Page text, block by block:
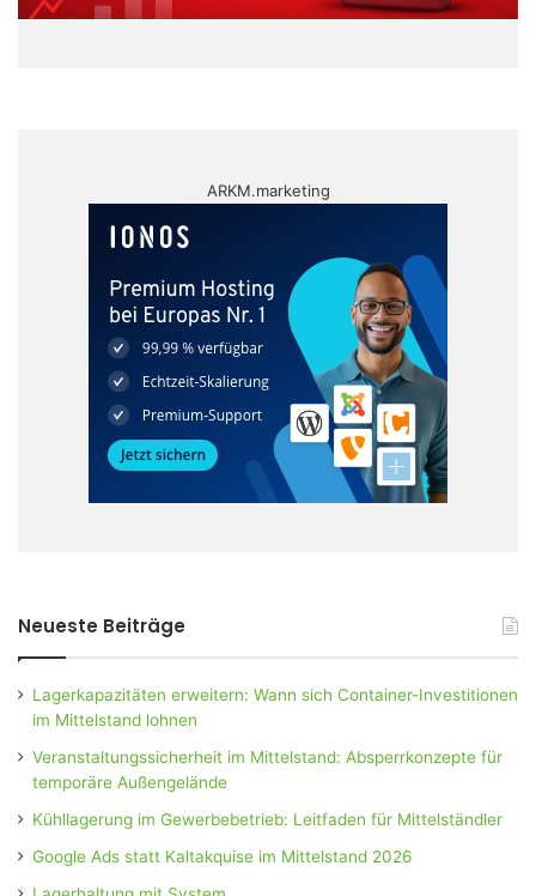
ARKM.marketing
Neueste Beiträge
Lagerkapazitäten erweitern: Wann sich Container-Investitionen
im Mittelstand lohnen
Veranstaltungssicherheit im Mittelstand: Absperrkonzepte für
temporäre Außengelände
Kühllagerung im Gewerbebetrieb: Leitfaden für Mittelständler
Google Ads statt Kaltakquise im Mittelstand 2026